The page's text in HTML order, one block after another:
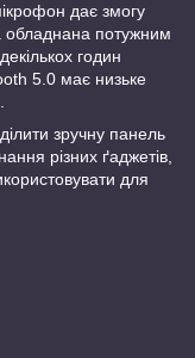
дає змогу
обладнана потужним
годин
5.0 має низьке
зручну панель
різних ґаджетів,
для